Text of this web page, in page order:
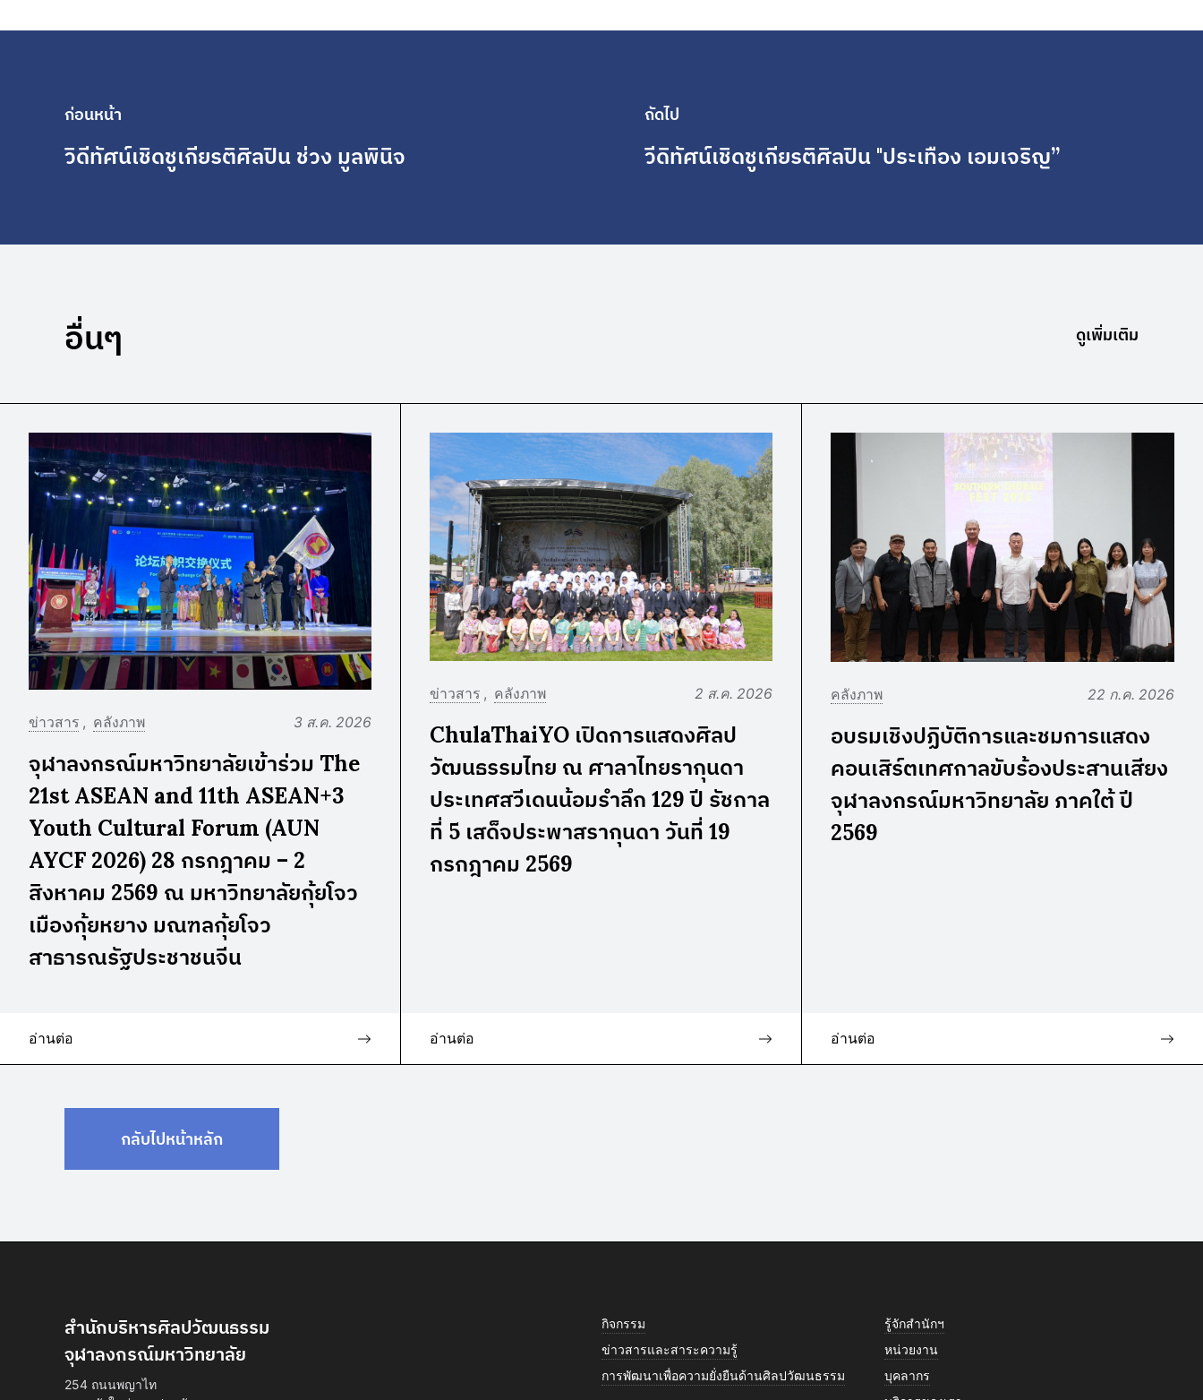
ก่อนหน้า
วิดีทัศน์เชิดชูเกียรติศิลปิน ช่วง มูลพินิจ
ถัดไป
วีดิทัศน์เชิดชูเกียรติศิลปิน "ประเทือง เอมเจริญ”
อื่นๆ ดูเพิ่มเติม
ข่าวสาร คลังภาพ 3 ส.ค. 2026
จุฬาลงกรณ์มหาวิทยาลัยเข้าร่วม The
21st ASEAN and 11th ASEAN+3
Youth Cultural Forum (AUN
AYCF 2026) 28 กรกฎาคม – 2
สิงหาคม 2569 ณ มหาวิทยาลัยกุ้ยโจว
เมืองกุ้ยหยาง มณฑลกุ้ยโจว
สาธารณรัฐประชาชนจีน
อ่านต่อ
ข่าวสาร คลังภาพ 2 ส.ค. 2026
ChulaThaiYO เปิดการแสดงศิลป
วัฒนธรรมไทย ณ ศาลาไทยรากุนดา
ประเทศสวีเดนน้อมรำลึก 129 ปี รัชกาล
ที่ 5 เสด็จประพาสรากุนดา วันที่ 19
กรกฎาคม 2569
อ่านต่อ
คลังภาพ 22 ก.ค. 2026
อบรมเชิงปฏิบัติการและชมการแสดง
คอนเสิร์ตเทศกาลขับร้องประสานเสียง
จุฬาลงกรณ์มหาวิทยาลัย ภาคใต้ ปี
2569
อ่านต่อ
กลับไปหน้าหลัก
สำนักบริหารศิลปวัฒนธรรม
จุฬาลงกรณ์มหาวิทยาลัย
254 ถนนพญาไท
กิจกรรม
ข่าวสารและสาระความรู้
การพัฒนาเพื่อความยั่งยืนด้านศิลปวัฒนธรรม
รู้จักสำนักฯ
หน่วยงาน
บุคลากร